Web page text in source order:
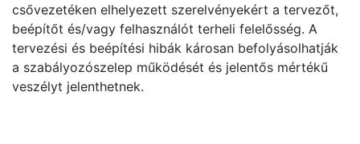
csővezetéken elhelyezett szerelvényekért a tervezőt,
beépítőt és/vagy felhasználót terheli felelősség. A
tervezési és beépítési hibák károsan befolyásolhatják
a szabályozószelep működését és jelentős mértékű
veszélyt jelenthetnek.